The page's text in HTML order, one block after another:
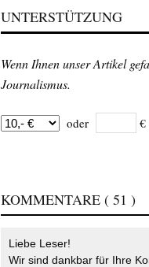
UNTERSTÜTZUNG
Wenn Ihnen unser Artikel
Journalismus.
oder €
KOMMENTARE ( 51 )
Liebe Leser!
Wir sind dankbar für Ihre